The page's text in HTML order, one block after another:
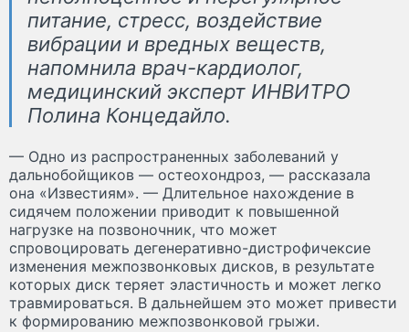
питание, стресс, воздействие
вибрации и вредных веществ,
напомнила врач-кардиолог,
медицинский эксперт ИНВИТРО
Полина Концедайло.
— Одно из распространенных заболеваний у
дальнобойщиков — остеохондроз, — рассказала
она «Известиям». — Длительное нахождение в
сидячем положении приводит к повышенной
нагрузке на позвоночник, что может
спровоцировать дегенеративно-дистрофичексие
изменения межпозвонковых дисков, в результате
которых диск теряет эластичность и может легко
травмироваться. В дальнейшем это может привести
к формированию межпозвонковой грыжи.